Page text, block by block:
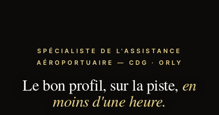
SPÉCIALISTE DE L'ASSISTANCE
AÉROPORTUAIRE — CDG · ORLY
Le bon profil, sur la piste, en
moins d'une heure.